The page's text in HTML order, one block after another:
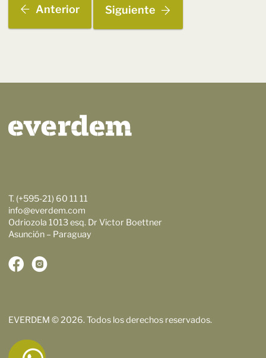
Anterior Siguiente
T. (+595-21) 60 11 11
info@everdem.com
Odriozola 1013 esq. Dr Victor Boettner
Asunción – Paraguay
EVERDEM © 2026. Todos los derechos reservados.